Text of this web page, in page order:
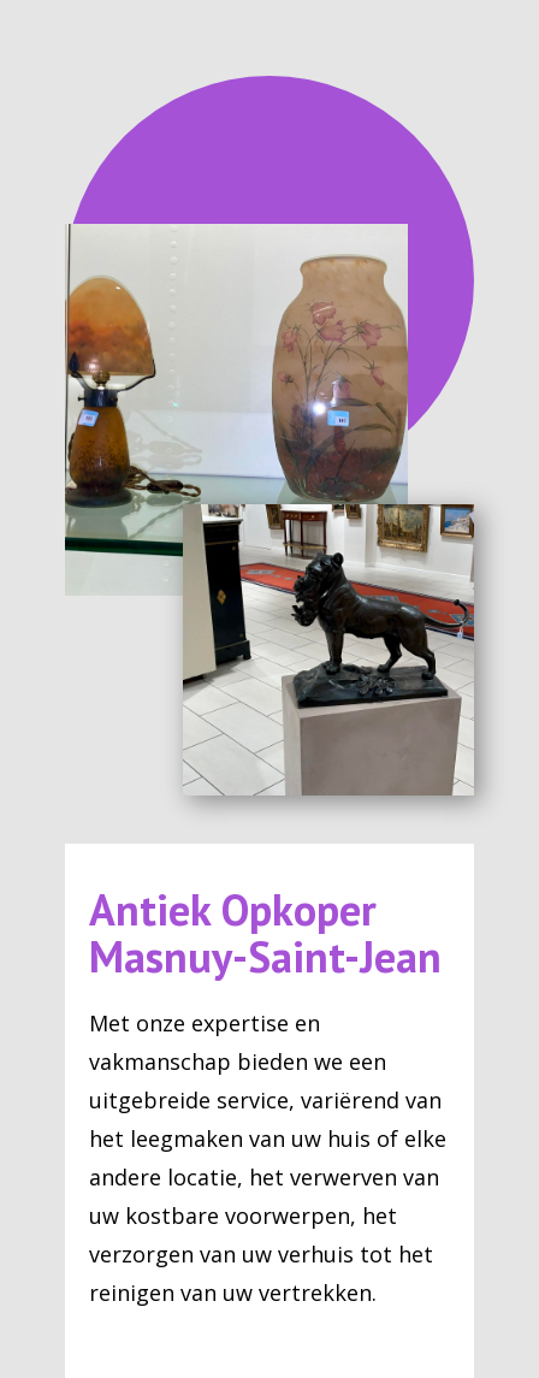
Antiek Opkoper
Masnuy-Saint-Jean
Met onze expertise en
vakmanschap bieden we een
uitgebreide service, variërend van
het leegmaken van uw huis of elke
andere locatie, het verwerven van
uw kostbare voorwerpen, het
verzorgen van uw verhuis tot het
reinigen van uw vertrekken.